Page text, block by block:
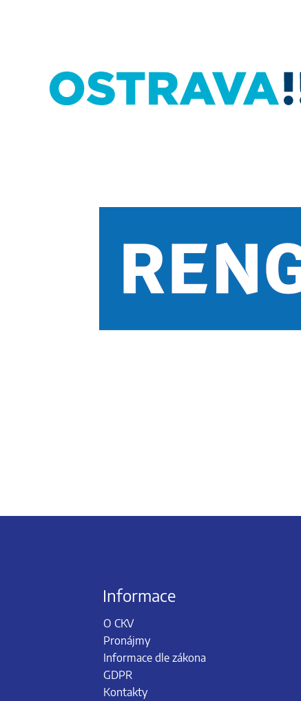
Informace
O CKV
Pronájmy
Informace dle zákona
GDPR
Kontakty